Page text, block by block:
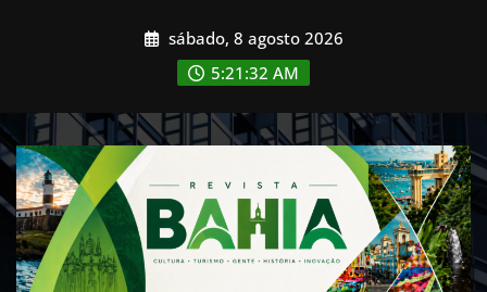
sábado, 8 agosto 2026
5:21:35 AM